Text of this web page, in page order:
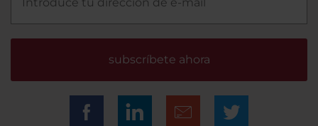
subscríbete ahora